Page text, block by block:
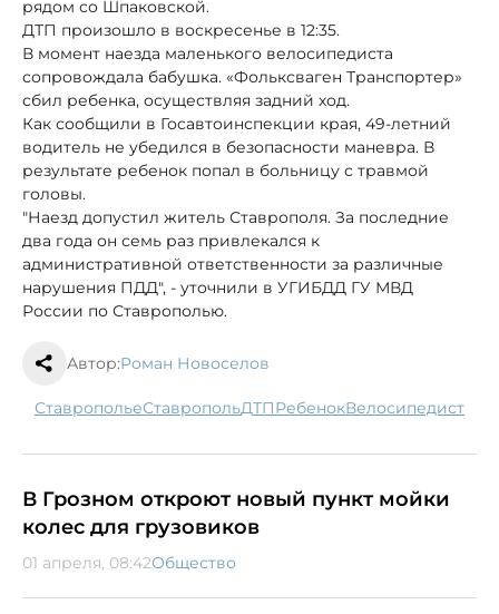
рядом со Шпаковской.
ДТП произошло в воскресенье в 12:35.
В момент наезда маленького велосипедиста
сопровождала бабушка. «Фольксваген Транспортер»
сбил ребенка, осуществляя задний ход.
Как сообщили в Госавтоинспекции края, 49-летний
водитель не убедился в безопасности маневра. В
результате ребенок попал в больницу с травмой
головы.
"Наезд допустил житель Ставрополя. За последние
два года он семь раз привлекался к
административной ответственности за различные
нарушения ПДД", - уточнили в УГИБДД ГУ МВД
России по Ставрополью.
Автор:Роман Новоселов
Ставрополье Ставрополь ДТП ребенок велосипедист
В Грозном откроют новый пункт мойки
колес для грузовиков
01 апреля, 08:42Общество